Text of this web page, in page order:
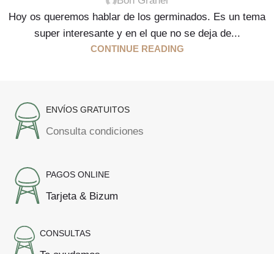
Hoy os queremos hablar de los germinados. Es un tema
super interesante y en el que no se deja de...
CONTINUE READING
ENVÍOS GRATUITOS
Consulta condiciones
PAGOS ONLINE
Tarjeta & Bizum
CONSULTAS